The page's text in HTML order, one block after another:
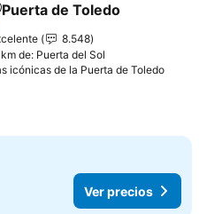
a favoritos
de Toledo
8.548
de: Puerta del Sol
icónicas de la Puerta de ToledoVer
Ver precios